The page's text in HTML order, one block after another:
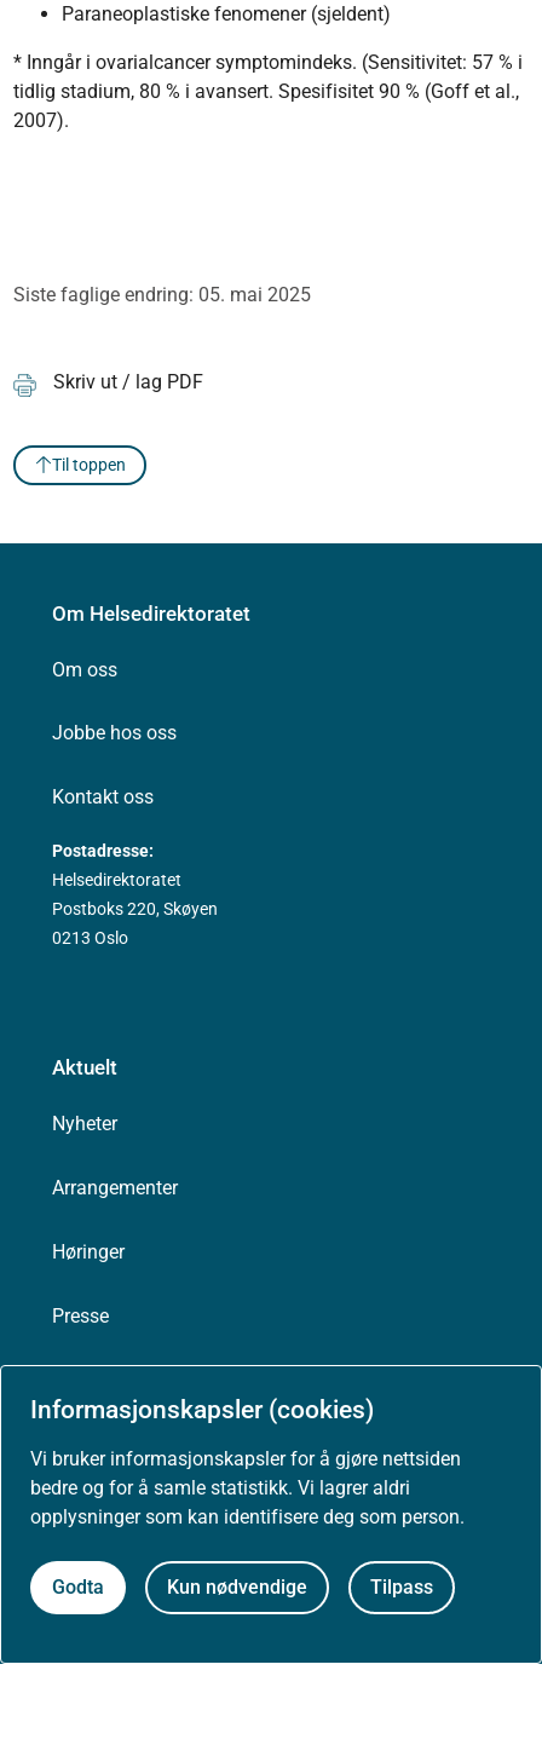
Informasjonskapsler (cookies)
Vi bruker informasjonskapsler for å gjøre nettsiden
bedre og for å samle statistikk. Vi lagrer aldri
opplysninger som kan identifisere deg som person.
Godta Kun nødvendige Tilpass
Paraneoplastiske fenomener (sjeldent)
* Inngår i ovarialcancer symptomindeks. (Sensitivitet: 57 % i
tidlig stadium, 80 % i avansert. Spesifisitet 90 % (Goff et al.,
2007).
Siste faglige endring: 05. mai 2025
Skriv ut / lag PDF
Til toppen
Om Helsedirektoratet
Om oss
Jobbe hos oss
Kontakt oss
Postadresse:
Helsedirektoratet
Postboks 220, Skøyen
0213 Oslo
Aktuelt
Nyheter
Arrangementer
Høringer
Presse
Om nettstedet
Personvernerklæring
Tilgjengelighetserklæring (uustatus.no)